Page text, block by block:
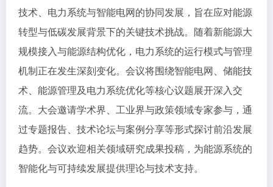
技术、电力系统与智能电网的协同发展，旨在应对能源
转型与低碳发展背景下的关键技术挑战。随着新能源大
规模接入与能源结构优化，电力系统的运行模式与管理
机制正在发生深刻变化。会议将围绕智能电网、储能技
术、能源管理及电力系统优化等核心议题展开深入交
流。大会邀请学术界、工业界与政策领域专家参与，通
过专题报告、技术论坛与案例分享等形式探讨前沿发展
趋势。会议欢迎相关领域研究成果投稿，为能源系统的
智能化与可持续发展提供理论与技术支持。